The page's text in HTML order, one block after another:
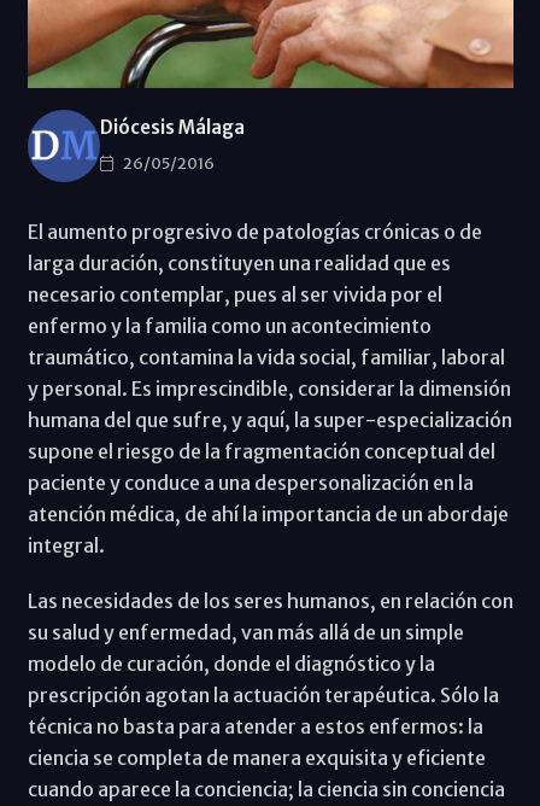
Diócesis Málaga
26/05/2016
El aumento progresivo de patologías crónicas o de
larga duración, constituyen una realidad que es
necesario contemplar, pues al ser vivida por el
enfermo y la familia como un acontecimiento
traumático, contamina la vida social, familiar, laboral
y personal. Es imprescindible, considerar la dimensión
humana del que sufre, y aquí, la super-especialización
supone el riesgo de la fragmentación conceptual del
paciente y conduce a una despersonalización en la
atención médica, de ahí la importancia de un abordaje
integral.
Las necesidades de los seres humanos, en relación con
su salud y enfermedad, van más allá de un simple
modelo de curación, donde el diagnóstico y la
prescripción agotan la actuación terapéutica. Sólo la
técnica no basta para atender a estos enfermos: la
ciencia se completa de manera exquisita y eficiente
cuando aparece la conciencia; la ciencia sin conciencia